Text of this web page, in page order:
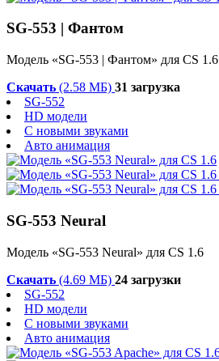
SG-553 | Фантом
Модель «SG-553 | Фантом» для CS 1.6
Скачать (2.58 МБ) 31 загрузка
SG-552
HD модели
С новыми звуками
Авто анимация
SG-553 Neural
Модель «SG-553 Neural» для CS 1.6
Скачать (4.69 МБ) 24 загрузки
SG-552
HD модели
С новыми звуками
Авто анимация